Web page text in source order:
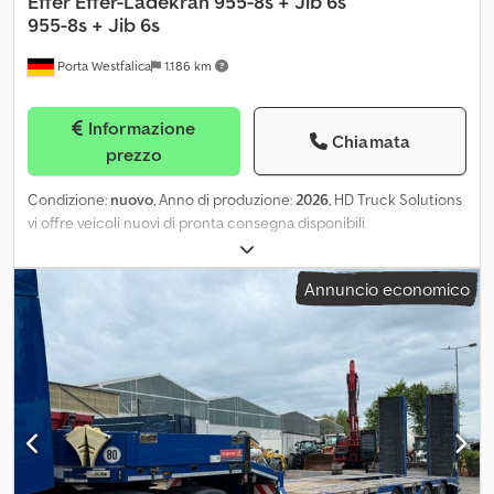
Porta Westfalica 1.186 km
955-8s + Jib 6s
prezzo
Chiamata
Condizione: nuovo, Anno di produzione:2026, HD Truck Solutions
vi offre veicoli nuovi di pronta consegna disponibili
immediatamente presso la nostra sede di Porta Westfalica,
Germania. Per tutti i clienti che si trovano in una situazione di
necessità urgente (ampliamento della capacità a breve termine o
investimento sostitutivo). I vostri vantaggi: - Veicoli completi pronti
all’uso (camion con gru, trasporto legname corto, scarrabili) -
Disponibilità immediata direttamente dal produttore -
Allestimento, montaggio, veicoli commerciali - Miglior rapporto
qualità/prezzo - Possibilità di finanziamento - Ritiro del vostro
usato Effer gru caricatrice 955-8s + Jib 6s - Blocco valvole sulla
colonna della gru, rotazione infinita - Blocco valvole
proporzionale Hawe per 4 funzioni con attivazioni -
Annuncio economico